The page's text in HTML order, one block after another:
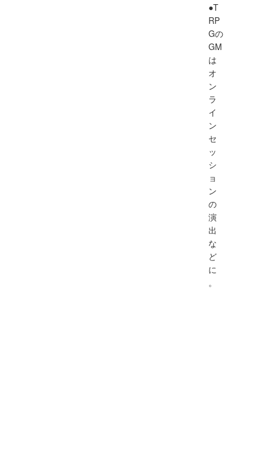
●T
RP
Gの
GM
は
オ
ン
ラ
イ
ン
セ
ッ
シ
ョ
ン
の
演
出
な
ど
に
。